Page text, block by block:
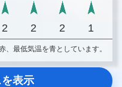
2 2 2 1
最低気温を青としています。
表示